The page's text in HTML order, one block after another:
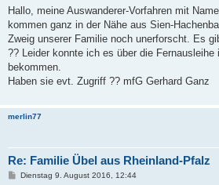
i
r
a
Hallo, meine Auswanderer-Vorfahren mit
kommen ganz in der Nähe aus Sien-
Zweig unserer Familie noch unerforscht. Es
?? Leider konnte ich es über die
bekommen.
Haben sie evt. Zugriff ?? mfG Gerhard Ganz
merlin77
Re: Familie Übel aus Rheinland-Pfalz
BDienstag 9. August 2016, 12:44